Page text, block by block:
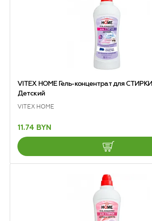
VITEX HOME Гель-концентрат для СТИРКИ
Детский
VITEX HOME
11.74 BYN